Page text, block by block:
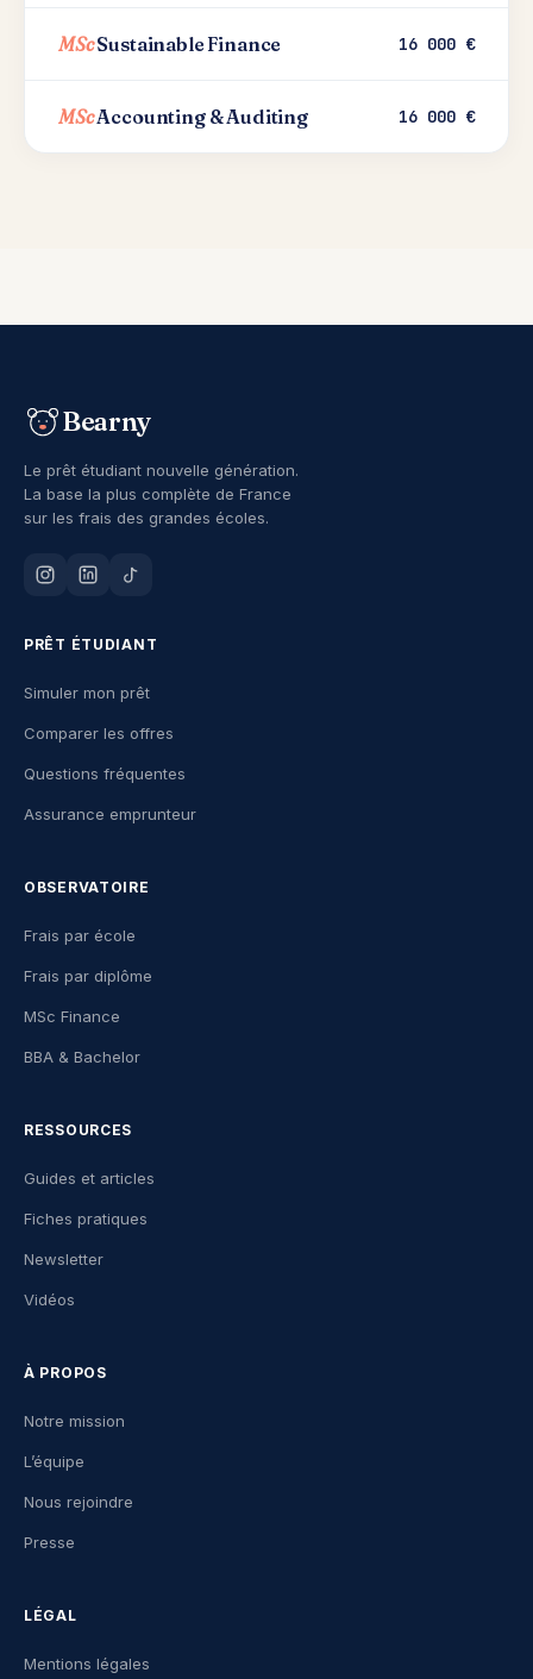
MScSustainable Finance 16 000 €
MScAccounting & Auditing 16 000 €
Bearny
Le prêt étudiant nouvelle génération.
La base la plus complète de France
sur les frais des grandes écoles.
PRÊT ÉTUDIANT
Simuler mon prêt
Comparer les offres
Questions fréquentes
Assurance emprunteur
OBSERVATOIRE
Frais par école
Frais par diplôme
MSc Finance
BBA & Bachelor
RESSOURCES
Guides et articles
Fiches pratiques
Newsletter
Vidéos
À PROPOS
Notre mission
L’équipe
Nous rejoindre
Presse
LÉGAL
Mentions légales